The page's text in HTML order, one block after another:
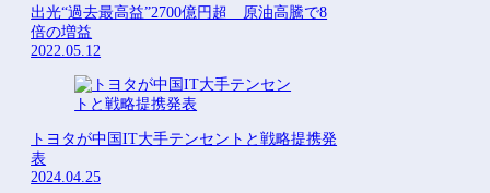
出光“過去最高益”2700億円超 原油高騰で8
倍の増益
2022.05.12
トヨタが中国IT大手テンセントと戦略提携発
表
2024.04.25